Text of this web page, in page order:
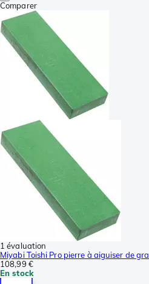
Comparer
1 évaluation
Miyabi Toishi Pro pierre à aiguiser de
108,99 €
En stock